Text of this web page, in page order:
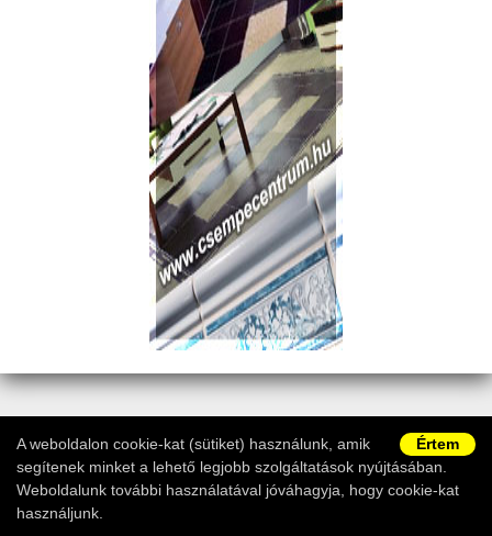
Értem
A weboldalon cookie-kat (sütiket) használunk, amik
segítenek minket a lehető legjobb szolgáltatások nyújtásában.
Weboldalunk további használatával jóváhagyja, hogy cookie-kat
használjunk.
ÁSZF|
Vásárlói információk Ügyfélszolgálat